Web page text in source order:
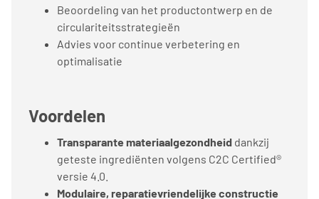
Beoordeling van het productontwerp en de
circulariteitsstrategieën
Advies voor continue verbetering en
optimalisatie
Voordelen
Transparante materiaalgezondheid dankzij
geteste ingrediënten volgens C2C Certified®
versie 4.0.
Modulaire, reparatievriendelijke constructie